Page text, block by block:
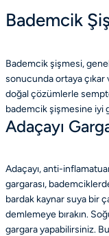
Bademcik
Bademcik şişmesi,
sonucunda ortaya
doğal çözümlerle
bademcik şişmesine iyi
Adaçayı
Adaçayı, anti-
gargarası,
bardak kaynar suya bir
demlemeye bırakın.
gargara yapabilirsiniz.